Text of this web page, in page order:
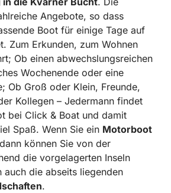
Angebote, so dass
Boot für einige Tage auf
Zum Erkunden, zum Wohnen
Ob einen abwechslungsreichen
Wochenende oder eine
Ob Groß oder Klein, Freunde,
Kollegen – Jedermann findet
bei Click & Boat und damit
Spaß. Wenn Sie ein Motorboot
können Sie von der
die vorgelagerten Inseln
auch die abseits liegenden
.